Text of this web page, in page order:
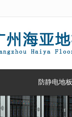
防静电地板